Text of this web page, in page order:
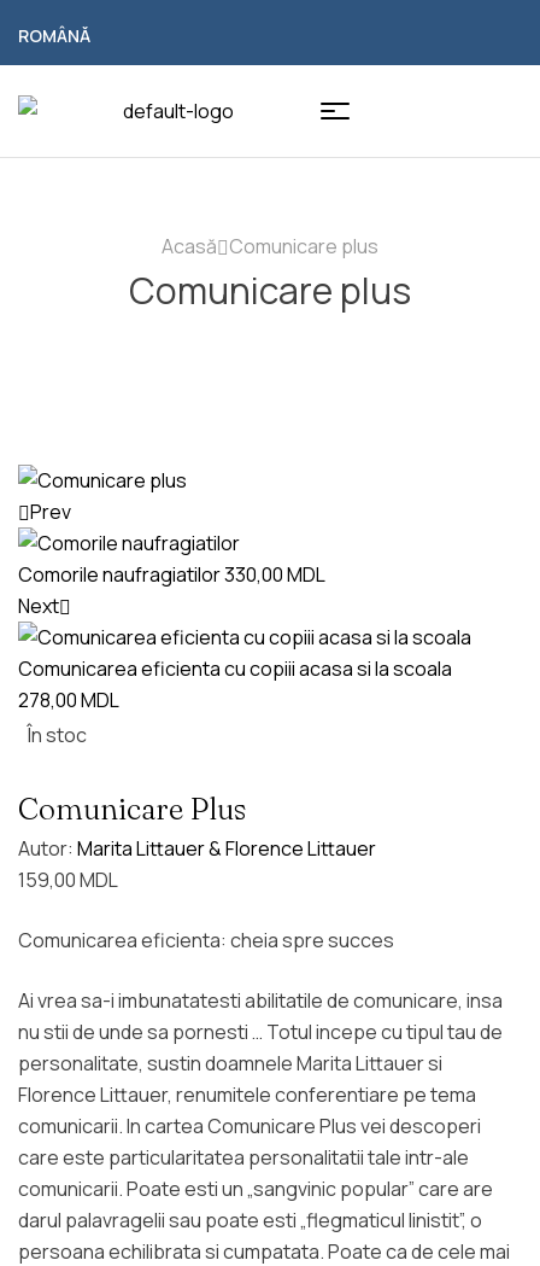
ROMÂNĂ
Acasă Comunicare plus
Comunicare plus
Prev
Comorile naufragiatilor330,00MDL
Next
Comunicarea eficienta cu copiii acasa si la scoala
278,00MDL
În stoc
Comunicare Plus
Autor: Marita Littauer & Florence Littauer
159,00MDL
Comunicarea eficienta: cheia spre succes
Ai vrea sa-i imbunatatesti abilitatile de comunicare, insa
nu stii de unde sa pornesti … Totul incepe cu tipul tau de
personalitate, sustin doamnele Marita Littauer si
Florence Littauer, renumitele conferentiare pe tema
comunicarii. In cartea Comunicare Plus vei descoperi
care este particularitatea personalitatii tale intr-ale
comunicarii. Poate esti un „sangvinic popular” care are
darul palavragelii sau poate esti „flegmaticul linistit”, o
persoana echilibrata si cumpatata. Poate ca de cele mai